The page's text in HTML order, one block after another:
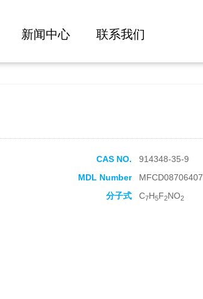
新闻中心 联系我们
CAS NO.
914348-35-9
MDL Number
MFCD08706407
分子式 C7H5F2NO2